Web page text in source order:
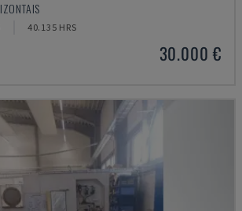
40.135 HRS
30.000 €